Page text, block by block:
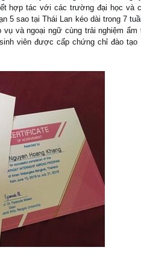
hợp tác với các trường đại học và
5 sao tại Thái Lan kéo dài trong 7
và ngoại ngữ cùng trải nghiệm
viên được cấp chứng chỉ đào